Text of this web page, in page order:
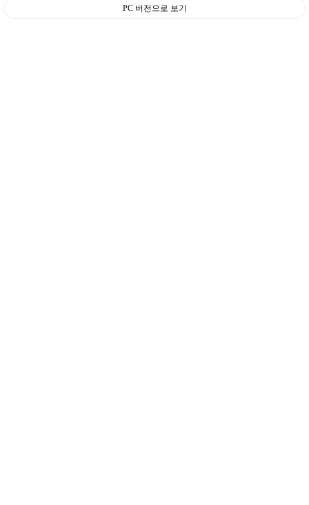
PC 버전으로 보기